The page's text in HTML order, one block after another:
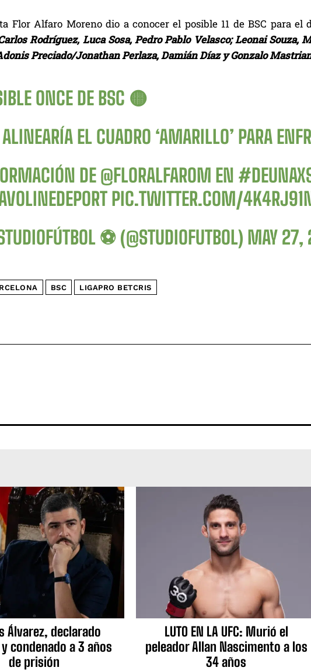
Flor Alfaro Moreno dio a conocer el posible 11 de BSC para el
Rodríguez, Luca Sosa, Pedro Pablo Velasco; Leonai
Preciado/Jonathan Perlaza, Damián Díaz y Gonzalo
ONCE DE BSC 🟡
EL CUADRO ‘AMARILLO’ PARA
DE @FLORALFAROM EN
PIC.TWITTER.COM/
⚽ (@STUDIOFUTBOL) MAY 27,
BSC LIGAPRO BETCRIS
Álvarez, declarado
condenado a 3 años
de prisión
LUTO EN LA UFC: Murió el
peleador Allan Nascimento a los
34 años